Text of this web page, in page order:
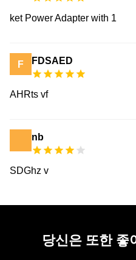
ket Power Adapter with 1
F FDSAED
AHRts vf
nb
SDGhz v
당신은 또한 좋